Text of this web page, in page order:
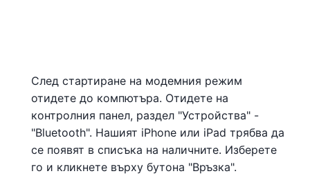
След стартиране на модемния режим
отидете до компютъра. Отидете на
контролния панел, раздел "Устройства" -
"Bluetooth". Нашият iPhone или iPad трябва да
се появят в списъка на наличните. Изберете
го и кликнете върху бутона "Връзка".